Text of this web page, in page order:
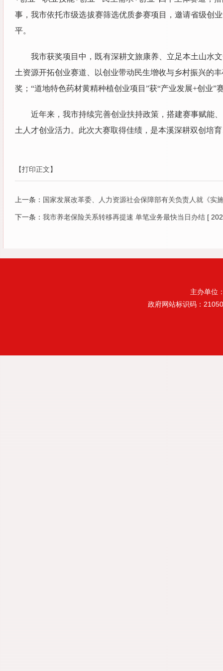
事，我市依托市级选拔赛筛选优质参赛项目，邀请省级创
平。
我市获奖项目中，既有深耕文旅康养、立足本土山水
土资源开拓创业赛道、以创业带动民生增收与乡村振兴的
奖；“道地特色药材黄精种植创业项目”获“产业发展+创业”
近年来，我市持续完善创业扶持政策，搭建赛事赋能
土人才创业活力。此次大赛取得佳绩，是本溪深耕双创培
【打印正文】
上一条： 国家发展改革委、人力资源社会保障部有关负责人就《实
下一条： 我市养老保险关系转移再提速 单笔业务最快当日办结 [
主办单位
政府网站标识码：